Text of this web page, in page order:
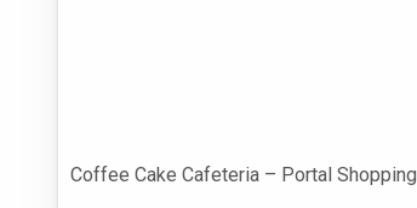
Coffee Cake Cafeteria – Portal Shopping